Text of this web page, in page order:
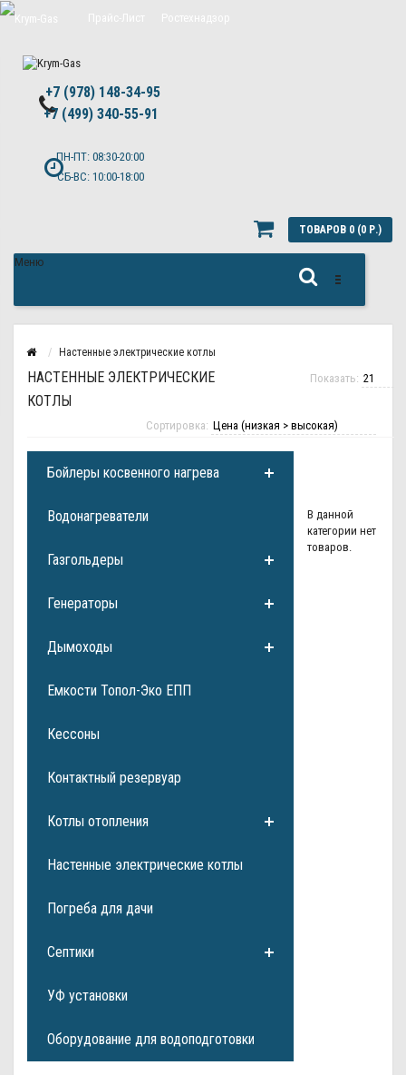
Политика конфиденциальности
+7 (978) 148-34-95
+7 (499) 340-55-91 ​
ПН-ПТ: 08:30-20:00
СБ-ВС: 10:00-18:00
ТОВАРОВ 0 (0 Р.)
Меню
Настенные электрические котлы
НАСТЕННЫЕ ЭЛЕКТРИЧЕСКИЕ
КОТЛЫ
Показать:
Сортировка:
Бойлеры косвенного нагрева
Водонагреватели
Газгольдеры
Генераторы
Дымоходы
Емкости Топол-Эко ЕПП
Кессоны
Контактный резервуар
Котлы отопления
Настенные электрические котлы
Погреба для дачи
Септики
УФ установки
Оборудование для водоподготовки
В данной
категории нет
товаров.